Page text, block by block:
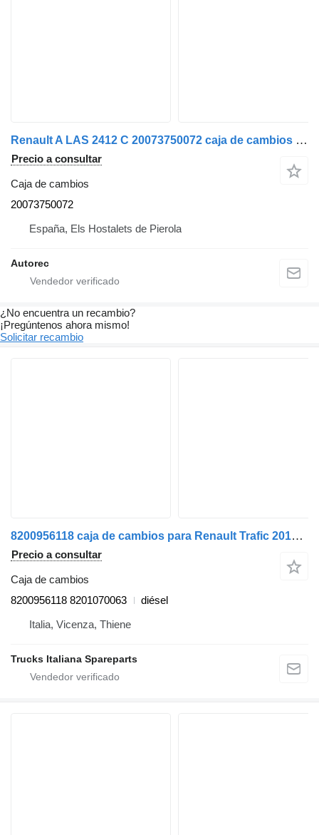
Renault A LAS 2412 C 20073750072 caja de cambios para Renault Premium 370 dxi camión
Precio a consultar
Caja de cambios
20073750072
España, Els Hostalets de Pierola
Autorec
¿No encuentra un recambio?
¡Pregúntenos ahora mismo!
Solicitar recambio
8200956118 caja de cambios para Renault Trafic 2010>2014 furgoneta
Precio a consultar
Caja de cambios
8200956118 8201070063
diésel
Italia, Vicenza, Thiene
Trucks Italiana Spareparts